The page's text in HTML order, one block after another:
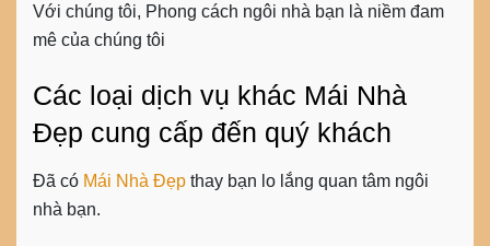
Với chúng tôi, Phong cách ngôi nhà bạn là niềm đam
mê của chúng tôi
Các loại dịch vụ khác Mái Nhà
Đẹp cung cấp đến quý khách
Đã có Mái Nhà Đẹp thay bạn lo lắng quan tâm ngôi
nhà bạn.